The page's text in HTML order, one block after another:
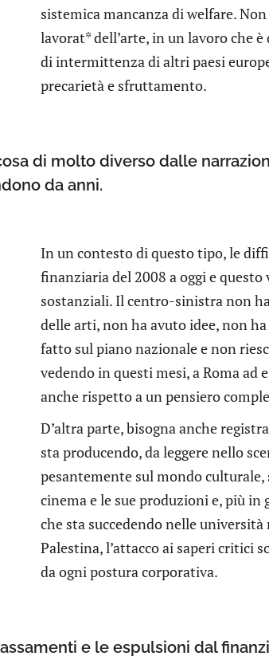
sistemica mancanza di welfare.
lavorat* dell’arte, in un lavoro che
di intermittenza di altri paesi
precarietà e sfruttamento.
di molto diverso dalle
da anni.
In un contesto di questo tipo, le
finanziaria del 2008 a oggi e
sostanziali. Il centro-sinistra non
delle arti, non ha avuto idee, non
fatto sul piano nazionale e non
vedendo in questi mesi, a Roma
anche rispetto a un pensiero
D’altra parte, bisogna anche
sta producendo, da leggere nello
pesantemente sul mondo
cinema e le sue produzioni e, più
che sta succedendo nelle
Palestina, l’attacco ai saperi critici
da ogni postura corporativa.
e le espulsioni dal